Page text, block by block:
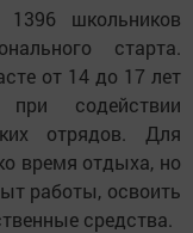
школьников
старта.
от 14 до 17 лет
содействии
отрядов. Для
время отдыха, но
работы, освоить
средства.